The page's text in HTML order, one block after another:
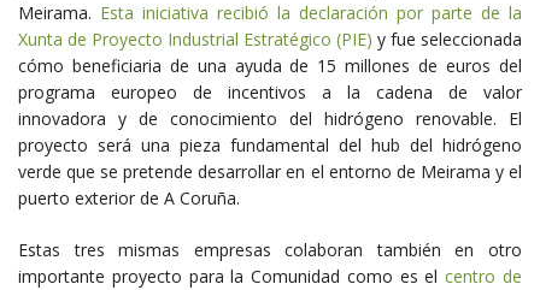
Meirama. Esta iniciativa recibió la declaración por parte de la
Xunta de Proyecto Industrial Estratégico (PIE) y fue seleccionada
cómo beneficiaria de una ayuda de 15 millones de euros del
programa europeo de incentivos a la cadena de valor
innovadora y de conocimiento del hidrógeno renovable. El
proyecto será una pieza fundamental del hub del hidrógeno
verde que se pretende desarrollar en el entorno de Meirama y el
puerto exterior de A Coruña.
Estas tres mismas empresas colaboran también en otro
importante proyecto para la Comunidad como es elcentro de